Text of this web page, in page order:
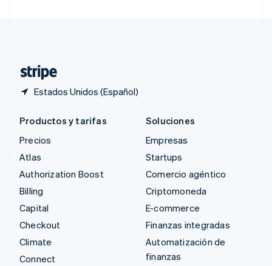
Estados Unidos (Español)
Productos y tarifas
Precios
Atlas
Authorization Boost
Billing
Capital
Checkout
Climate
Connect
Soluciones
Empresas
Startups
Comercio agéntico
Criptomoneda
E-commerce
Finanzas integradas
Automatización de
finanzas